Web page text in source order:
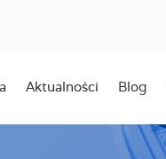
Aktualności Blog